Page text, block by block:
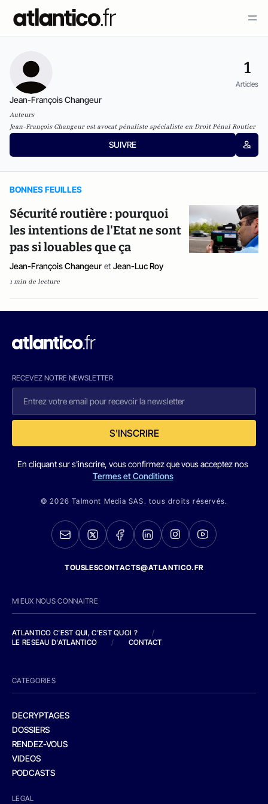
1
Articles
Jean-François Changeur
Auteurs
Jean-François Changeur est avocat pénaliste spécialiste en Droit Pénal Routier
SUIVRE
BONNES FEUILLES
Sécurité routière : pourquoi
les intentions de l'Etat ne sont
pas si louables que ça
Jean-François Changeur et Jean-Luc Roy
1 min de lecture
RECEVEZ NOTRE NEWSLETTER
S'INSCRIRE
En cliquant sur s'inscrire, vous confirmez que vous acceptez nos
Termes et Conditions
© 2026 Talmont Media SAS. tous droits réservés.
TOUSLESCONTACTS@ATLANTICO.FR
MIEUX NOUS CONNAITRE
ATLANTICO C'EST QUI, C'EST QUOI ?
/
LE RESEAU D'ATLANTICO
/ CONTACT
CATEGORIES
DECRYPTAGES
DOSSIERS
RENDEZ-VOUS
VIDEOS
PODCASTS
LEGAL